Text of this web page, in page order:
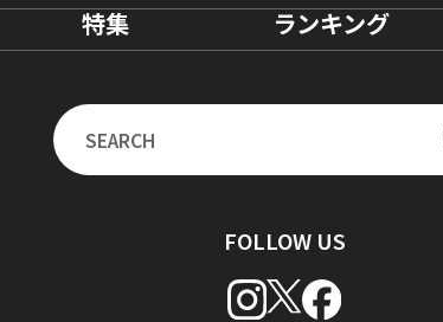
特集 ランキング
FOLLOW US